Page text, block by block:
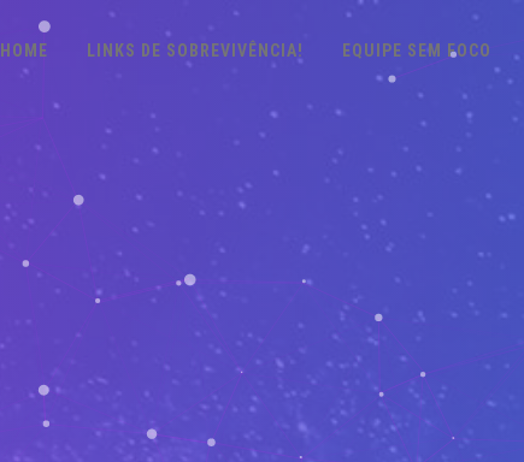
HOME LINKS DE SOBREVIVÊNCIA! EQUIPE SEM FOCO